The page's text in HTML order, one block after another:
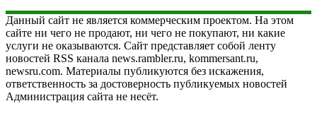
Данный сайт не является коммерческим проектом. На этом
сайте ни чего не продают, ни чего не покупают, ни какие
услуги не оказываются. Сайт представляет собой ленту
новостей RSS канала news.rambler.ru, kommersant.ru,
newsru.com. Материалы публикуются без искажения,
ответственность за достоверность публикуемых новостей
Администрация сайта не несёт.